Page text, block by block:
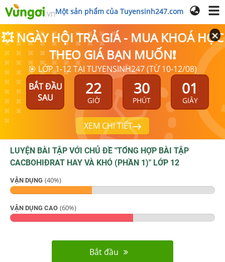
Một sản phẩm của Tuyensinh247.com
💥 NGÀY HỘI TRẢ GIÁ - MUA KHOÁ HỌC
THEO GIÁ BẠN MUỐN❗
🎯 LỚP 1-12 TẠI TUYENSINH247 (TỪ 10-12/08)
BẮT ĐẦU
SAU
22
GIỜ
30
PHÚT
01
GIÂY
XEM CHI TIẾT
LUYỆN BÀI TẬP VỚI CHỦ ĐỀ "TỔNG HỢP BÀI TẬP
CACBOHIĐRAT HAY VÀ KHÓ (PHẦN 1)" LỚP 12
VẬN DỤNG (40%)
VẬN DỤNG CAO (60%)
Bắt đầu